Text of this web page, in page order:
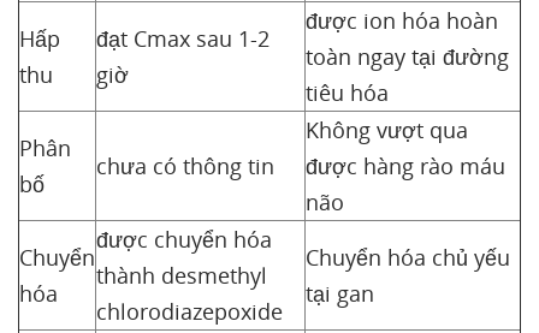
Hấp
thu
đạt Cmax sau 1-2
giờ
được ion hóa hoàn
toàn ngay tại đường
tiêu hóa
Phân
bố
chưa có thông tin
Không vượt qua
được hàng rào máu
não
Chuyển
hóa
được chuyển hóa
thành desmethyl
chlorodiazepoxide
Chuyển hóa chủ yếu
tại gan